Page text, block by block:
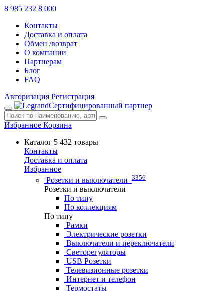
8 985 232 8 000
Контакты
Доставка и оплата
Обмен /возврат
О компании
Партнерам
Блог
FAQ
Авторизация Регистрация
Сертифицированный партнер
Избранное Корзина
Каталог 5 432 товары
Контакты
Доставка и оплата
Избранное
Розетки и выключатели 3356
Розетки и выключатели
По типу
По коллекциям
По типу
Рамки
Электрические розетки
Выключатели и переключатели
Светорегуляторы
USB Розетки
Телевизионные розетки
Интернет и телефон
Термостаты